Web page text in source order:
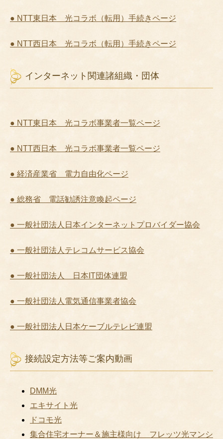
● NTT東日本 光コラボ（転用）手続きページ
● NTT西日本 光コラボ（転用）手続きページ
インターネット関連諸組織・団体
● NTT東日本 光コラボ事業者一覧ページ
● NTT西日本 光コラボ事業者一覧ページ
● 経済産業省 電力自由化ページ
● 総務省 電話勧誘注意喚起ページ
● 一般社団法人日本インターネットプロバイダー協会
● 一般社団法人テレコムサービス協会
● 一般社団法人 日本IT団体連盟
● 一般社団法人電気通信事業者協会
● 一般社団法人日本ケーブルテレビ連盟
接続設定方法等ご案内動画
DMM光
エキサイト光
ドコモ光
集合住宅オーナー＆施主様向け フレッツ光マンシ